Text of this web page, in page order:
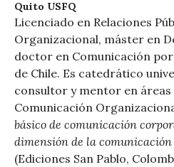
Quito USFQ
Licenciado en Relaciones
Organizacional, máster en
doctor en Comunicación
de Chile. Es catedrático
consultor y mentor en áreas
Comunicación
básico de comunicación
dimensión de la
(Ediciones San Pablo,